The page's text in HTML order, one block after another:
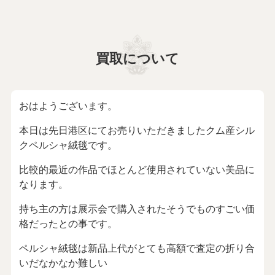
買取について
おはようございます。
本日は先日港区にてお売りいただきましたクム産シル
クペルシャ絨毯です。
比較的最近の作品でほとんど使用されていない美品に
なります。
持ち主の方は展示会で購入されたそうでものすごい価
格だったとの事です。
ペルシャ絨毯は新品上代がとても高額で査定の折り合
いだなかなか難しい